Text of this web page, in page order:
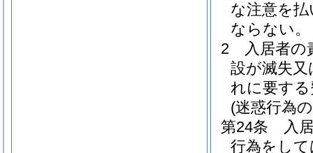
な注意を
ならない。
2
入居者
設が滅失
れに要す
(迷惑行為
第24条
入
行為をし